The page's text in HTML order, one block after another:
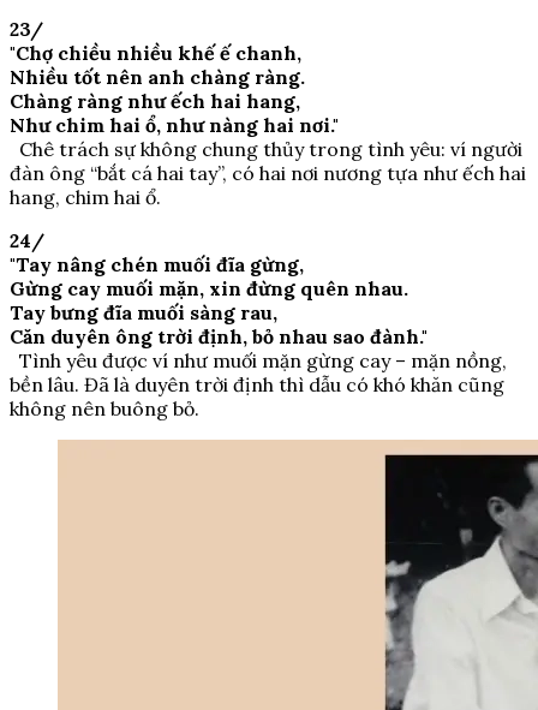
23/
"Chợ chiều nhiều khế ế chanh,
Nhiều tốt nên anh chàng ràng.
Chàng ràng như ếch hai hang,
Như chim hai ổ, như nàng hai nơi."
Chê trách sự không chung thủy trong tình yêu: ví người
đàn ông “bắt cá hai tay”, có hai nơi nương tựa như ếch hai
hang, chim hai ổ.
24/
"Tay nâng chén muối đĩa gừng,
Gừng cay muối mặn, xin đừng quên nhau.
Tay bưng đĩa muối sàng rau,
Căn duyên ông trời định, bỏ nhau sao đành."
Tình yêu được ví như muối mặn gừng cay – mặn nồng,
bền lâu. Đã là duyên trời định thì dẫu có khó khăn cũng
không nên buông bỏ.